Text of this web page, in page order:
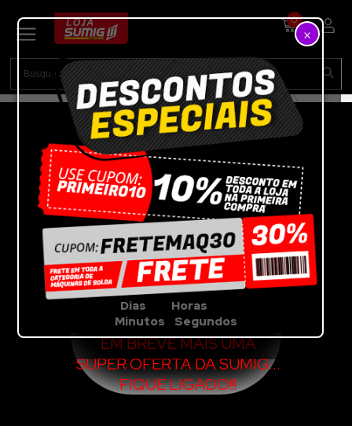
×
0
VEJA A OFERTA DA
SEMANA
POR TEMPO
LIMITADO!!!
Dias Horas
Minutos Segundos
EM BREVE MAIS UMA
SUPER OFERTA DA SUMIG...
FIQUE LIGADO!!!